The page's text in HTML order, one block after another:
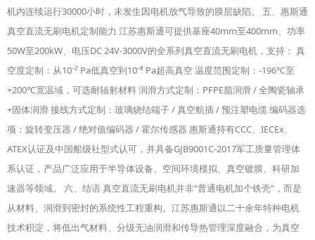
机内连续运行30000小时，未发生因电机放气导致的膜层缺陷。 五、惠斯通
真空直流无刷电机定制能力 江苏惠斯通可提供基座40mm至400mm、功率
50W至200kW、电压DC 24V-3000V的全系列真空直流无刷电机，支持： 真
空度定制：从10⁻² Pa低真空到10⁻⁸ Pa超高真空 温度范围定制：-196℃至
+200℃宽温域，可选耐辐射材料 润滑方式定制：PFPE脂润滑 / 全陶瓷轴承
+固体润滑 接线方式定制：玻璃烧结端子 / 真空航插 / 预注塑电缆 编码器选
项：旋转变压器 / 绝对值编码器 / 霍尔传感器 惠斯通持有CCC、IECEx、
ATEX认证及中国船级社型式认可，并具备GJB9001C-2017军工质量管理体
系认证，产品广泛应用于半导体设备、空间环境模拟、真空镀膜、科研加
速器等领域。 六、结语 真空直流无刷电机并非“普通电机加个铁壳”，而是
从材料、润滑到密封的系统性工程重构。江苏惠斯通以二十余年特种电机
技术积淀，将低出气材料、分级无油润滑和传导热管理深度融合，为真空